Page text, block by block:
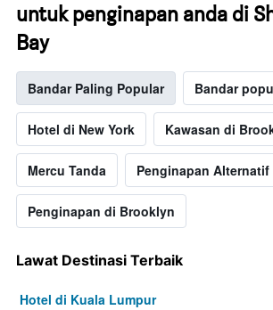
untuk penginapan anda di
Bay
Bandar Paling Popular Bandar
Hotel di New York Kawasan di
Mercu Tanda Penginapan Alternatif
Penginapan di Brooklyn
Lawat Destinasi Terbaik
Hotel di Kuala Lumpur